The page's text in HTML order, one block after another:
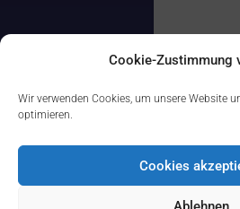
Cookie-Zustimmung
Wir verwenden Cookies, um unsere Website
optimieren.
Cookies